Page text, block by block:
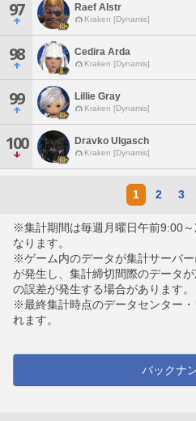
97 Raef Alstr
Kraken [Dynamis]
98 Cedira Arda
Kraken [Dynamis]
99 Lillie Gray
Kraken [Dynamis]
100 Dravko Ulgasch
Kraken [Dynamis]
1 2 3
※集計期間は毎週月曜日午前9:00
なります。
※ゲーム内のデータが集計サーバ
が発生し、集計締切間際のデータ
の誤差が発生する場合があります。
※最終集計時点のデータセンター
れます。
バックナ